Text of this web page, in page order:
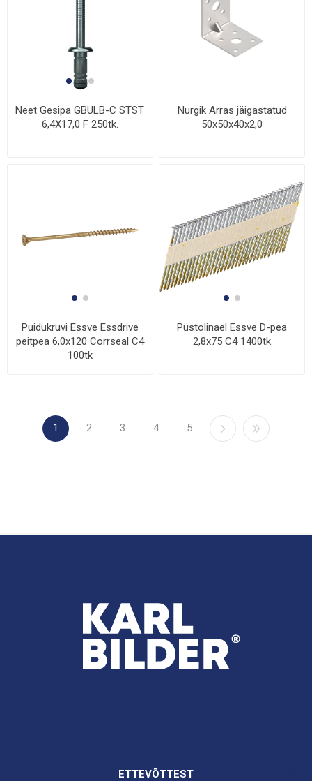
Neet Gesipa GBULB-C STST
6,4X17,0 F 250tk.
Nurgik Arras jäigastatud
50x50x40x2,0
Puidukruvi Essve Essdrive
peitpea 6,0x120 Corrseal C4
100tk
Püstolinael Essve D-pea
2,8x75 C4 1400tk
1 2 3 4 5
ETTEVÕTTEST